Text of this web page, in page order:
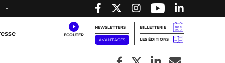
NEWSLETTERS
AVANTAGES
BILLETTERIE
LES ÉDITIONS